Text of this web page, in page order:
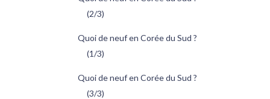
(2/3)
Quoi de neuf en Corée du Sud ?
(1/3)
Quoi de neuf en Corée du Sud ?
(3/3)